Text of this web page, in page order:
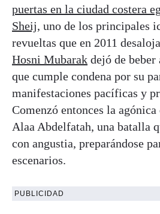
puertas en la ciudad costera
Sheij, uno de los principales
revueltas que en 2011
Hosni Mubarak dejó de beber
que cumple condena por su
manifestaciones pacíficas y
Comenzó entonces la agónica
Alaa Abdelfatah, una batalla
con angustia, preparándose
escenarios.
PUBLICIDAD